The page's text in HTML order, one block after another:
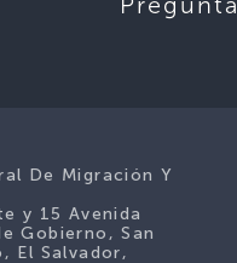
De Migración Y
y 15 Avenida
Gobierno, San
El Salvador,